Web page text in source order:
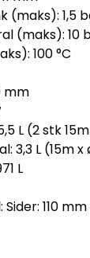
(maks): 1,5
(maks): 10
100 °C
mm
L (2 stk
3,3 L (15m
L
Sider: 110